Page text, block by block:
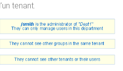
tenant.